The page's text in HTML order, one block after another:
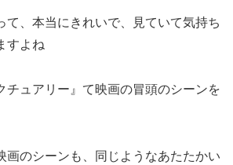
て、本当にきれいで、見ていて気持ち
すよね
チュアリー』て映画の冒頭のシーンを
画のシーンも、同じようなあたたかい